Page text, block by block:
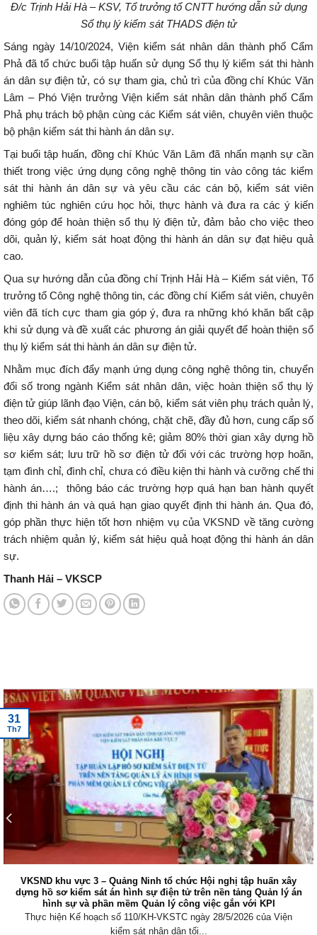
Đ/c Trịnh Hải Hà – KSV, Tổ trưởng tổ CNTT hướng dẫn sử dụng
Sổ thụ lý kiểm sát THADS điện tử
Sáng ngày 14/10/2024, Viện kiểm sát nhân dân thành phố Cẩm
Phả đã tổ chức buổi tập huấn sử dụng Sổ thụ lý kiểm sát thi hành
án dân sự điện tử, có sự tham gia, chủ trì của đồng chí Khúc Văn
Lâm – Phó Viện trưởng Viện kiểm sát nhân dân thành phố Cẩm
Phả phụ trách bộ phận cùng các Kiểm sát viên, chuyên viên thuộc
bộ phận kiểm sát thi hành án dân sự.
Tại buổi tập huấn, đồng chí Khúc Văn Lâm đã nhấn mạnh sự cần
thiết trong việc ứng dụng công nghệ thông tin vào công tác kiểm
sát thi hành án dân sự và yêu cầu các cán bộ, kiểm sát viên
nghiêm túc nghiên cứu học hỏi, thực hành và đưa ra các ý kiến
đóng góp để hoàn thiện sổ thụ lý điện tử, đảm bảo cho việc theo
dõi, quản lý, kiểm sát hoạt động thi hành án dân sự đạt hiệu quả
cao.
Qua sự hướng dẫn của đồng chí Trịnh Hải Hà – Kiểm sát viên, Tổ
trưởng tổ Công nghệ thông tin, các đồng chí Kiểm sát viên, chuyên
viên đã tích cực tham gia góp ý, đưa ra những khó khăn bất cập
khi sử dụng và đề xuất các phương án giải quyết để hoàn thiện sổ
thụ lý kiểm sát thi hành án dân sự điện tử.
Nhằm mục đích đẩy mạnh ứng dụng công nghệ thông tin, chuyển
đổi số trong ngành Kiểm sát nhân dân, việc hoàn thiện sổ thụ lý
điện tử giúp lãnh đạo Viện, cán bộ, kiểm sát viên phụ trách quản lý,
theo dõi, kiểm sát nhanh chóng, chặt chẽ, đầy đủ hơn, cung cấp số
liệu xây dựng báo cáo thống kê; giảm 80% thời gian xây dựng hồ
sơ kiểm sát; lưu trữ hồ sơ điện tử đối với các trường hợp hoãn,
tạm đình chỉ, đình chỉ, chưa có điều kiện thi hành và cưỡng chế thi
hành án….; thông báo các trường hợp quá hạn ban hành quyết
định thi hành án và quá hạn giao quyết định thi hành án. Qua đó,
góp phần thực hiện tốt hơn nhiệm vụ của VKSND về tăng cường
trách nhiệm quản lý, kiểm sát hiệu quả hoạt động thi hành án dân
sự.
Thanh Hải – VKSCP
VKSND khu vực 3 – Quảng Ninh tổ chức Hội nghị tập huấn xây
dựng hồ sơ kiểm sát án hình sự điện tử trên nền tảng Quản lý án
hình sự và phần mềm Quản lý công việc gắn với KPI
Thực hiện Kế hoạch số 110/KH-VKSTC ngày 28/5/2026 của Viện
kiểm sát nhân dân tối...
31
Th7